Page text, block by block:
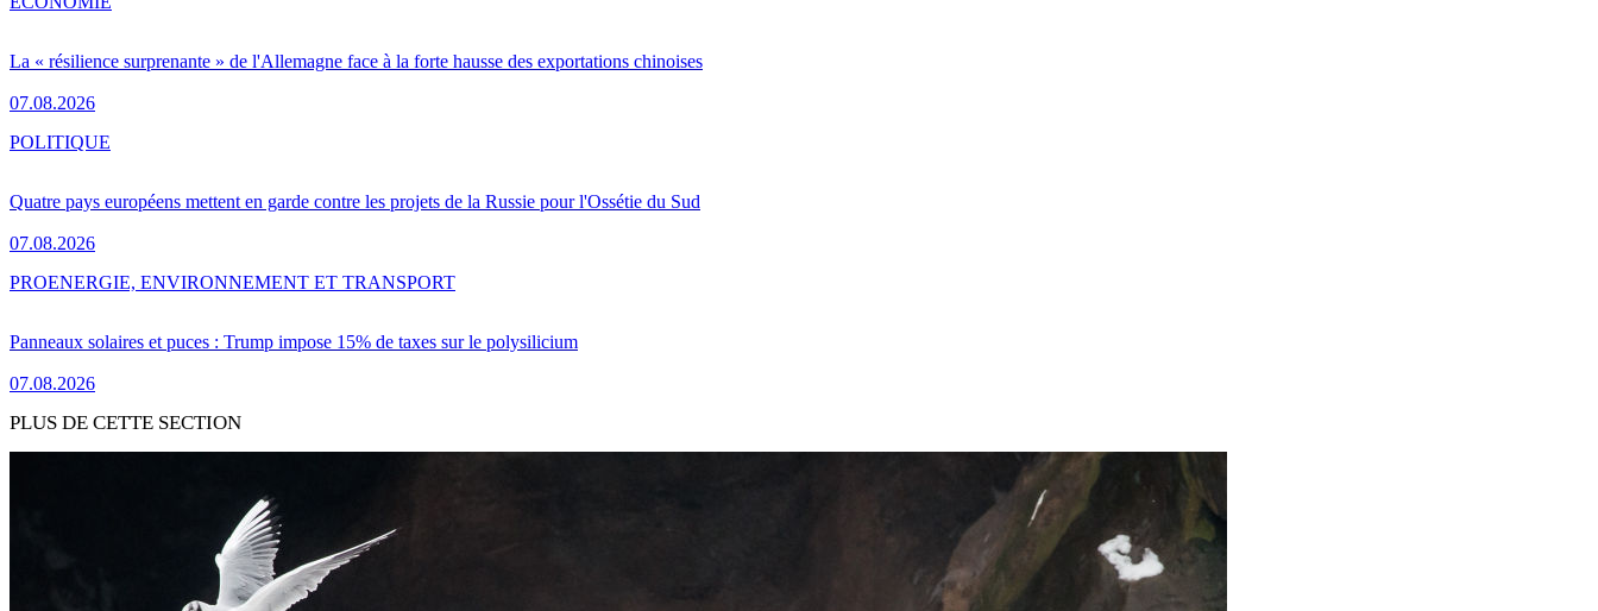
La « résilience surprenante » de l'Allemagne face à la forte hausse des exportations chinoises
07.08.2026
Quatre pays européens mettent en garde contre les projets de la Russie pour l'Ossétie du Sud
07.08.2026
POLITIQUE
Panneaux solaires et puces : Trump impose 15% de taxes sur le polysilicium
07.08.2026
PROENERGIE, ENVIRONNEMENT ET TRANSPORT
PLUS DE CETTE SECTION